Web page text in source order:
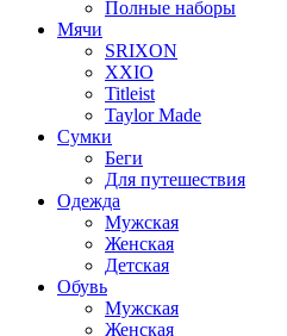
Полные наборы
Мячи
SRIXON
XXIO
Titleist
Taylor Made
Сумки
Беги
Для путешествия
Одежда
Мужская
Женская
Детская
Обувь
Мужская
Женская